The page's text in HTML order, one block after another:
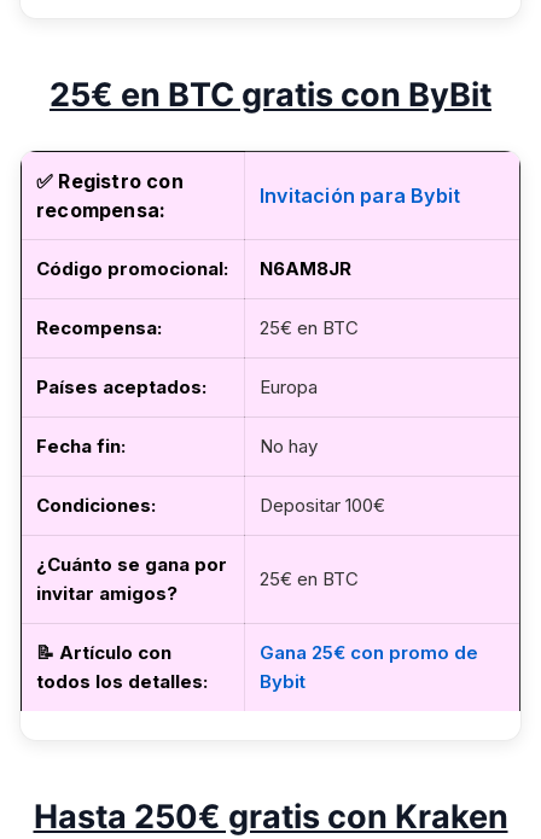
25€ en BTC gratis con ByBit
✅ Registro con
recompensa:
Invitación para Bybit
Código promocional: N6AM8JR
Recompensa: 25€ en BTC
Países aceptados: Europa
Fecha fin: No hay
Condiciones: Depositar 100€
¿Cuánto se gana por
invitar amigos?
25€ en BTC
📝 Artículo con
todos los detalles:
Gana 25€ con promo de
Bybit
Hasta 250€ gratis con Kraken